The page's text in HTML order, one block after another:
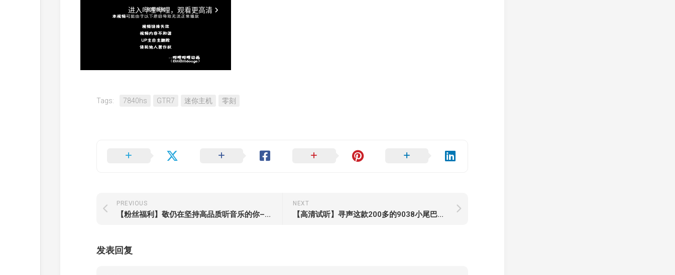
Tags: 7840hs GTR7 迷你主机 零刻
NEXT
【高清试听】寻声这款200多的9038小尾巴到底行不行
PREVIOUS
【粉丝福利】敬仍在坚持高品质听音乐的你–高性价比双9038q2m 高清HIFI播放器新作寻声饭盒FA4测评
发表回复